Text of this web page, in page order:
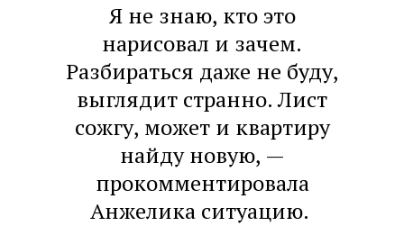
Я не знаю, кто это
нарисовал и зачем.
Разбираться даже не буду,
выглядит странно. Лист
сожгу, может и квартиру
найду новую, —
прокомментировала
Анжелика ситуацию.